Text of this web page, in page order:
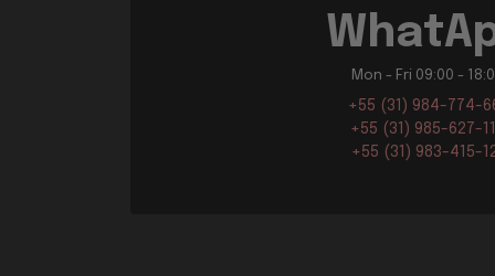
Mon - Fri 09:00 -
+55 (31) 984-774-
+55 (31) 985-627-
+55 (31) 983-415-